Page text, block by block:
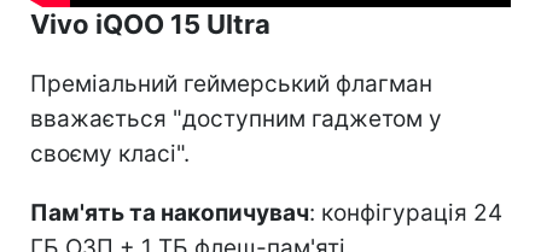
Vivo iQOO 15 Ultra
Преміальний геймерський флагман
вважається "доступним гаджетом у
своєму класі".
Пам'ять та накопичувач: конфігурація 24